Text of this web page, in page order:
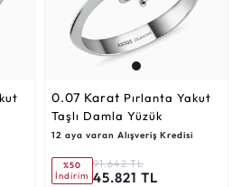
0.07 Karat
Taşlı Damla Yüzük
12 aya varan Alışveriş Kredisi
%50
İndirim
91.642 TL
45.821 TL